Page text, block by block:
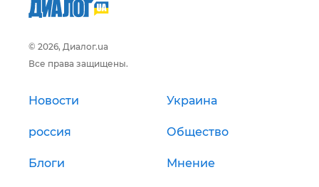
© 2026, Диалог.ua
Все права защищены.
Новости Украина
россия Общество
Блоги Мнение